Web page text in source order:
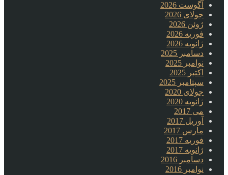
آگوست 2026
جولای 2026
ژوئن 2026
فوریه 2026
ژانویه 2026
دسامبر 2025
نوامبر 2025
اکتبر 2025
سپتامبر 2025
جولای 2020
ژانویه 2020
می 2017
آوریل 2017
مارس 2017
فوریه 2017
ژانویه 2017
دسامبر 2016
نوامبر 2016